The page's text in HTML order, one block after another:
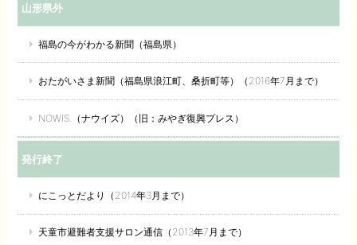
山形県外
福島の今がわかる新聞（福島県）
おたがいさま新聞（福島県浪江町、桑折町等）（2016年7月まで）
NOWIS.（ナウイズ）（旧：みやぎ復興プレス）
発行終了
にこっとだより（2014年3月まで）
天童市避難者支援サロン通信（2013年7月まで）